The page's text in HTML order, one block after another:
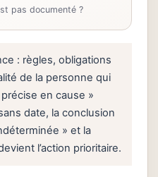
pas documenté ?
: règles, obligations
de la personne qui
en cause »
date, la conclusion
» et la
l’action prioritaire.